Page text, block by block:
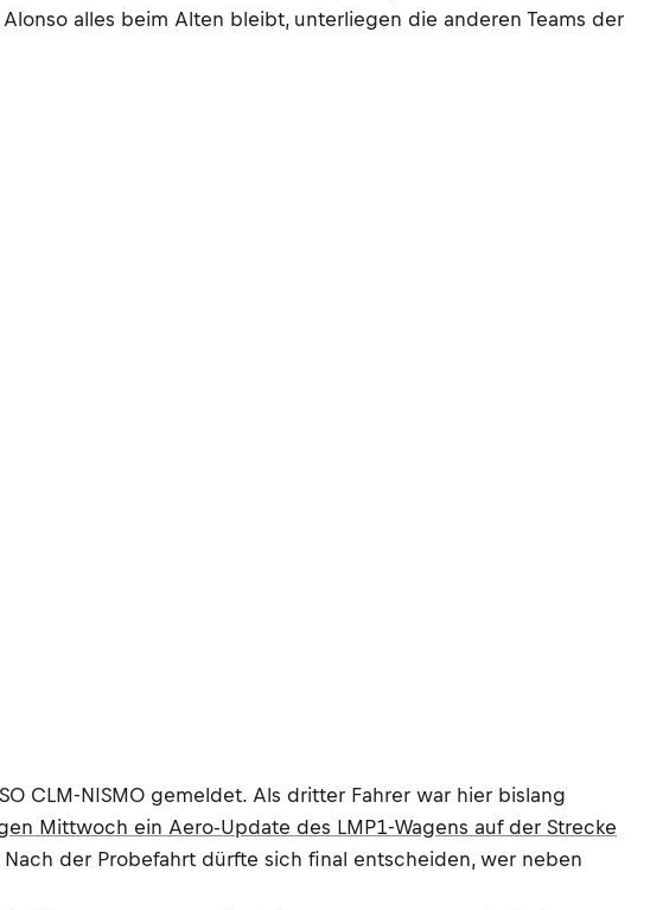
alles beim Alten bleibt, unterliegen die anderen Teams der
CLM-NISMO gemeldet. Als dritter Fahrer war hier bislang
Mittwoch ein Aero-Update des LMP1-Wagens auf der Strecke
der Probefahrt dürfte sich final entscheiden, wer neben